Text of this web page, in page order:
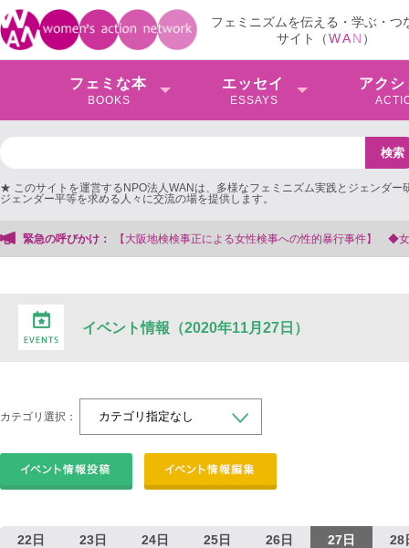
フェミニズムを伝える・学ぶ・つ
サイト（WAN ）
フェミな本
BOOKS
エッセイ
ESSAYS
アクシ
★ このサイトを運営するNPO法人WANは、多様なフェミニズム実践とジェンダー
ジェンダー平等を求める人々に交流の場を提供します。
緊急の呼びかけ：
【大阪地検検事正による女性検事への性的暴行事件】 ◆女性検事を支援する
イベント情報（2020年11月27日）
カテゴリ選択：
22日 23日 24日 25日 26日 27日 28